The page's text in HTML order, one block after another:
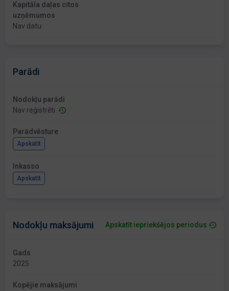
Kapitāla daļas citos
uzņēmumos
Nav datu
Parādi
Nodokļu parādi
Nav reģistrēti
Parādvēsture
Apskatīt
Inkasso
Apskatīt
Nodokļu maksājumi Apskatīt iepriekšējos periodus
Gads
2025
Kopējie maksājumi